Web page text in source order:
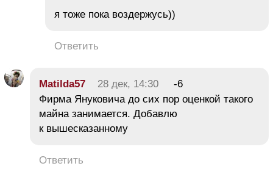
я тоже пока воздержусь))
Ответить
Matilda57 28 дек, 14:30
-6
Фирма Януковича до сих пор оценкой такого
майна занимается. Добавлю
к вышесказанному
Ответить